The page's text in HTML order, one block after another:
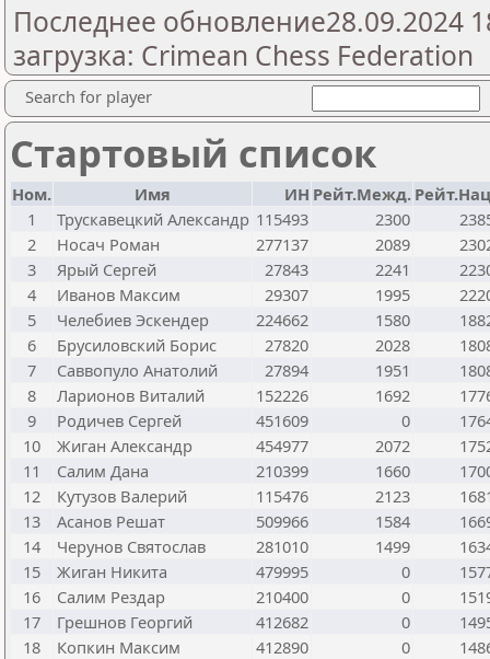
Последнее обновление28.09.2024
загрузка: Crimean Chess Federation
Search for player
Стартовый список
Ном. Имя ИН Рейт.Межд.
1
Трускавецкий Александр 115493 2300
2
Носач Роман 277137 2089
3
Ярый Сергей 27843 2241
4
Иванов Максим 29307 1995
5
Челебиев Эскендер 224662 1580
6
Брусиловский Борис 27820 2028
7
Саввопуло Анатолий 27894 1951
8
Ларионов Виталий 152226 1692
9
Родичев Сергей 451609 0
10
Жиган Александр 454977 2072
11
Салим Дана 210399 1660
12
Кутузов Валерий 115476 2123
13
Асанов Решат 509966 1584
14
Черунов Святослав 281010 1499
15
Жиган Никита 479995 0
16
Салим Рездар 210400 0
17
Грешнов Георгий 412682 0
18
Копкин Максим 412890 0